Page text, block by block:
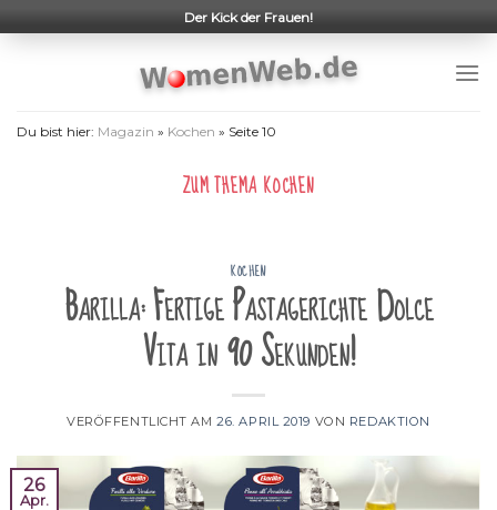
to
Der Kick der Frauen!
Du bist hier: Magazin » Kochen » Seite 10
ZUM THEMA KOCHEN
KOCHEN
Barilla: Fertige Pastagerichte Dolce
Vita in 90 Sekunden!
VERÖFFENTLICHT AM26. APRIL 2019 VON REDAKTION
26
Apr.